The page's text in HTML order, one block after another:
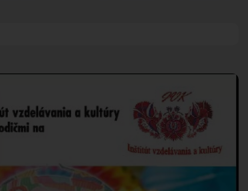
ÚRADNÁ TABUĽA
ZMLUVY, OBJEDNÁVKY,
EVIDENCIA PSOV
VZN
DOKUMENTY
ZDRUŽENIA A
KERAMICKÁ
VAJNORSKÉ
HK VAJNORY